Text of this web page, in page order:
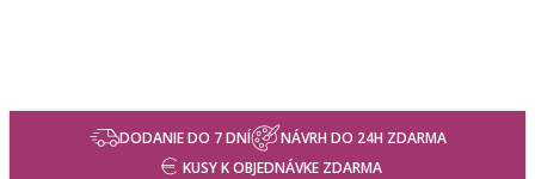
DODANIE DO 7 DNÍ
NÁVRH DO 24H ZDARMA
KUSY K OBJEDNÁVKE ZDARMA